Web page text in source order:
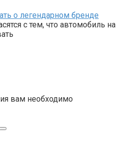
о легендарном бренде
с тем, что автомобиль на
вам необходимо